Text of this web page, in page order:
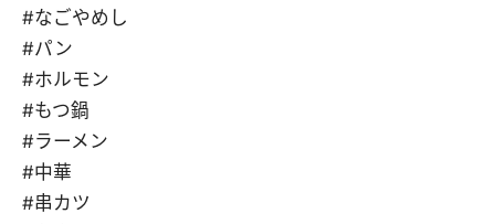
#なごやめし
#パン
#ホルモン
#もつ鍋
#ラーメン
#中華
#串カツ